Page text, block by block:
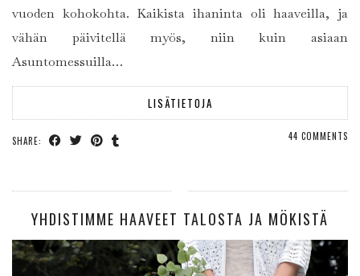
vuoden kohokohta. Kaikista ihaninta oli haaveilla, ja
vähän päivitellä myös, niin kuin asiaan
Asuntomessuilla…
LISÄTIETOJA
SHARE: 44 COMMENTS
YHDISTIMME HAAVEET TALOSTA JA MÖKISTÄ